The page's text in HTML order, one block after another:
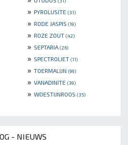
» PYROLUSITE (31)
» RODE JASPIS (19)
» ROZE ZOUT (42)
» SEPTARIA (26)
» SPECTROLIET (11)
» TOERMALIJN (99)
» VANADINITE (39)
» WOESTIJNROOS (35)
- NIEUWS